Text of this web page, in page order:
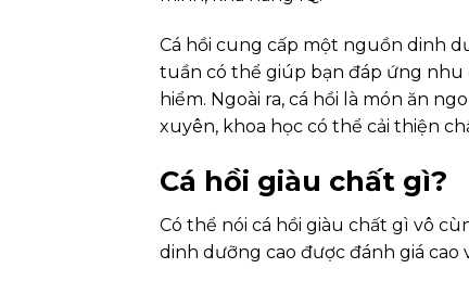
Cá hồi cung cấp một nguồn dinh
tuần có thể giúp bạn đáp ứng nhu
hiểm. Ngoài ra, cá hồi là món ăn
xuyên, khoa học có thể cải thiện
Cá hồi giàu chất gì?
Có thể nói cá hồi giàu chất gì vô
dinh dưỡng cao được đánh giá